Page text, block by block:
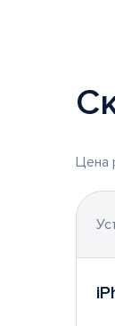
Цена